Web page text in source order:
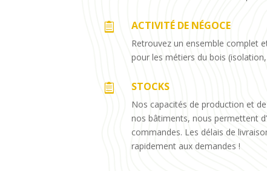
 ACTIVITÉ DE NÉGOCE
Retrouvez un ensemble complet
pour les métiers du bois
 STOCKS
Nos capacités de production et
nos bâtiments, nous permettent
commandes. Les délais de
rapidement aux demandes !